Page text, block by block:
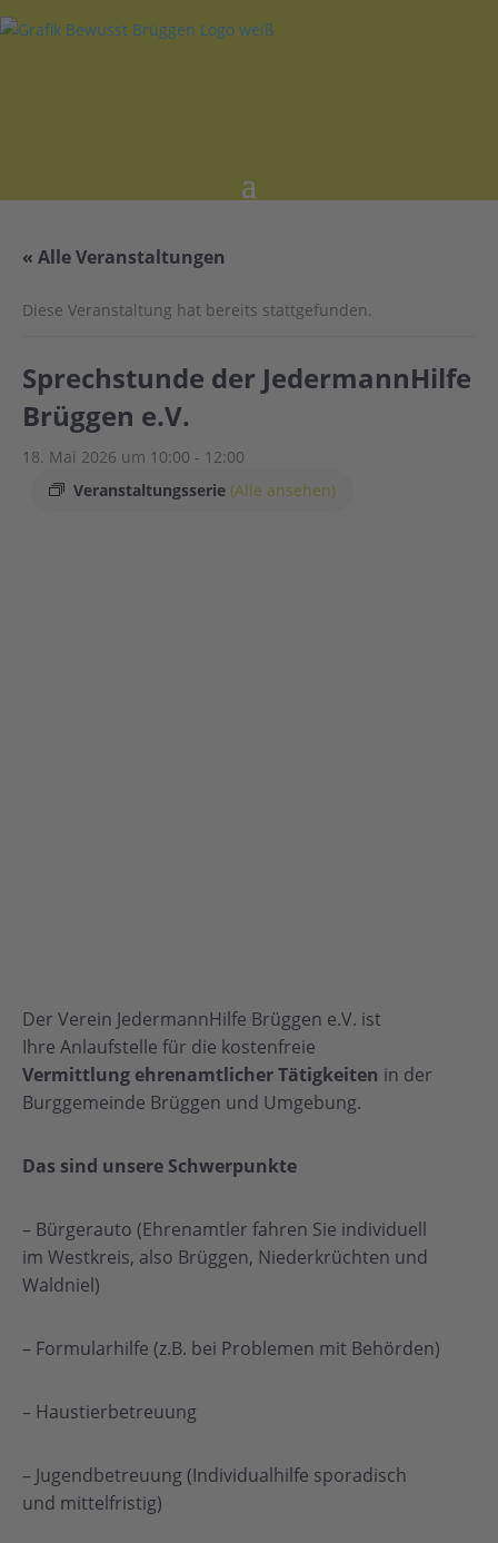
« Alle Veranstaltungen
Diese Veranstaltung hat bereits stattgefunden.
Sprechstunde der JedermannHilfe
Brüggen e.V.
18. Mai 2026 um 10:00 - 12:00
Veranstaltungsserie (Alle ansehen)
Der Verein JedermannHilfe Brüggen e.V. ist
Ihre Anlaufstelle für die kostenfreie
Vermittlung ehrenamtlicher Tätigkeiten in der
Burggemeinde Brüggen und Umgebung.
Das sind unsere Schwerpunkte
– Bürgerauto (Ehrenamtler fahren Sie individuell
im Westkreis, also Brüggen, Niederkrüchten und
Waldniel)
– Formularhilfe (z.B. bei Problemen mit Behörden)
– Haustierbetreuung
– Jugendbetreuung (Individualhilfe sporadisch
und mittelfristig)